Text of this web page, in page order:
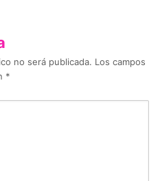
no será publicada. Los campos
*